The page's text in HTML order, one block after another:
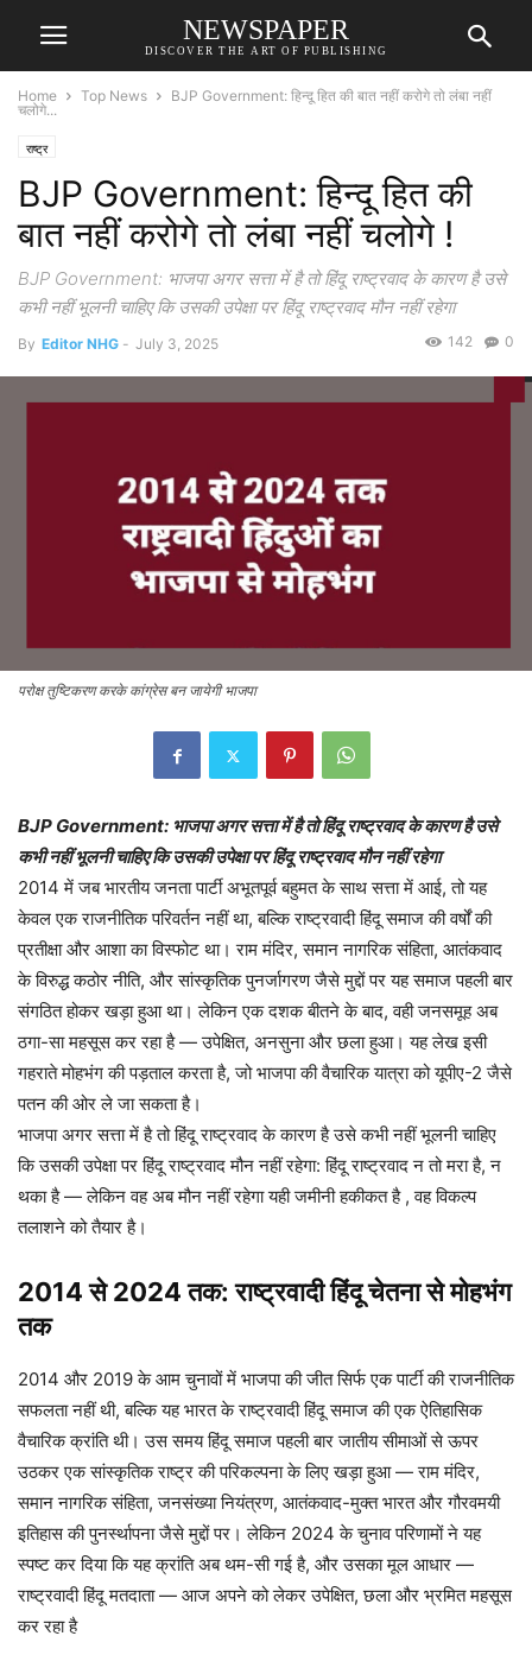
NEWSPAPER
DISCOVER THE ART OF PUBLISHING
Home Top News
BJP Government: हिन्दू हित की बात नहीं करोगे तो लंबा नहीं
चलोगे...
राष्ट्र
BJP Government: हिन्दू हित की
बात नहीं करोगे तो लंबा नहीं चलोगे !
BJP Government: भाजपा अगर सत्ता में है तो हिंदू राष्ट्रवाद के कारण है उसे
कभी नहीं भूलनी चाहिए कि उसकी उपेक्षा पर हिंदू राष्ट्रवाद मौन नहीं रहेगा
By Editor NHG - July 3, 2025 0
142
परोक्ष तुष्टिकरण करके कांग्रेस बन जायेगी भाजपा
BJP Government: भाजपा अगर सत्ता में है तो हिंदू राष्ट्रवाद के कारण है उसे
कभी नहीं भूलनी चाहिए कि उसकी उपेक्षा पर हिंदू राष्ट्रवाद मौन नहीं रहेगा
2014 में जब भारतीय जनता पार्टी अभूतपूर्व बहुमत के साथ सत्ता में आई, तो यह
केवल एक राजनीतिक परिवर्तन नहीं था, बल्कि राष्ट्रवादी हिंदू समाज की वर्षों की
प्रतीक्षा और आशा का विस्फोट था। राम मंदिर, समान नागरिक संहिता, आतंकवाद
के विरुद्ध कठोर नीति, और सांस्कृतिक पुनर्जागरण जैसे मुद्दों पर यह समाज पहली बार
संगठित होकर खड़ा हुआ था। लेकिन एक दशक बीतने के बाद, वही जनसमूह अब
ठगा-सा महसूस कर रहा है — उपेक्षित, अनसुना और छला हुआ। यह लेख इसी
गहराते मोहभंग की पड़ताल करता है, जो भाजपा की वैचारिक यात्रा को यूपीए-2 जैसे
पतन की ओर ले जा सकता है।
भाजपा अगर सत्ता में है तो हिंदू राष्ट्रवाद के कारण है उसे कभी नहीं भूलनी चाहिए
कि उसकी उपेक्षा पर हिंदू राष्ट्रवाद मौन नहीं रहेगा: हिंदू राष्ट्रवाद न तो मरा है, न
थका है — लेकिन वह अब मौन नहीं रहेगा यही जमीनी हकीकत है , वह विकल्प
तलाशने को तैयार है।
2014 से 2024 तक: राष्ट्रवादी हिंदू चेतना से मोहभंग
तक
2014 और 2019 के आम चुनावों में भाजपा की जीत सिर्फ एक पार्टी की राजनीतिक
सफलता नहीं थी, बल्कि यह भारत के राष्ट्रवादी हिंदू समाज की एक ऐतिहासिक
वैचारिक क्रांति थी। उस समय हिंदू समाज पहली बार जातीय सीमाओं से ऊपर
उठकर एक सांस्कृतिक राष्ट्र की परिकल्पना के लिए खड़ा हुआ — राम मंदिर,
समान नागरिक संहिता, जनसंख्या नियंत्रण, आतंकवाद-मुक्त भारत और गौरवमयी
इतिहास की पुनर्स्थापना जैसे मुद्दों पर। लेकिन 2024 के चुनाव परिणामों ने यह
स्पष्ट कर दिया कि यह क्रांति अब थम-सी गई है, और उसका मूल आधार —
राष्ट्रवादी हिंदू मतदाता — आज अपने को लेकर उपेक्षित, छला और भ्रमित महसूस
कर रहा है